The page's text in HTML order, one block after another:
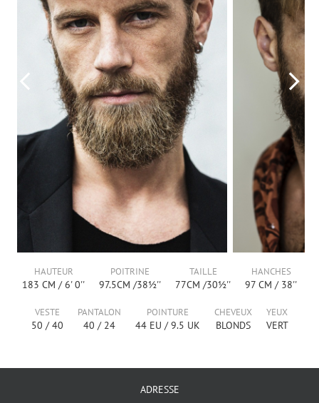
CANDIDATURE
CONTACT
HAUTEUR
183 CM /6' 0''
POITRINE
97.5CM /38½''
TAILLE
77CM /30½''
HANCHES
97 CM / 38''
VESTE
50 /40
PANTALON
40 / 24
POINTURE
44EU /9.5 UK
CHEVEUX
BLONDS
YEUX
VERT
ADRESSE